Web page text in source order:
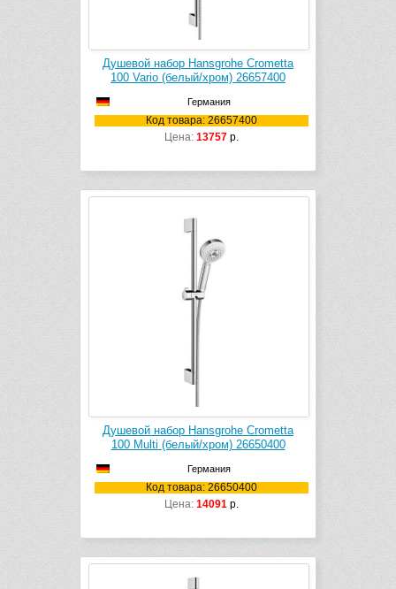
Душевой набор Hansgrohe Crometta
100 Vario (белый/хром) 26657400
Германия
Код товара: 26657400
Цена: 13757 р.
Душевой набор Hansgrohe Crometta
100 Multi (белый/хром) 26650400
Германия
Код товара: 26650400
Цена: 14091 р.